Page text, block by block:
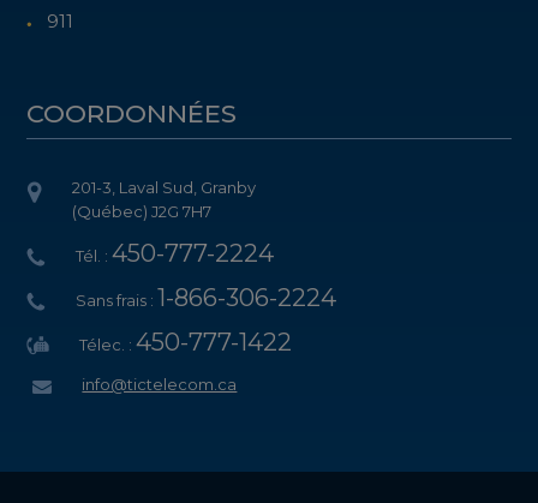
911
COORDONNÉES
201-3, Laval Sud, Granby
(Québec) J2G 7H7
Tél. :450-777-2224
Sans frais : 1-866-306-2224
Télec. :450-777-1422
info@tictelecom.ca